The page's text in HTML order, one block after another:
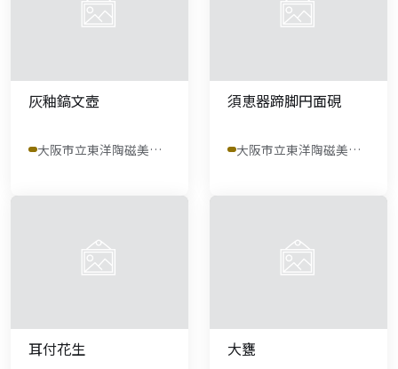
灰釉鎬文壺
大阪市立東洋陶磁美術館
須恵器蹄脚円面硯
大阪市立東洋陶磁美術館
耳付花生 大甕